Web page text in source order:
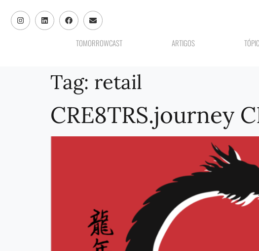
TOMORROWCAST ARTIGOS
Tag: retail
CRE8TRS.journey